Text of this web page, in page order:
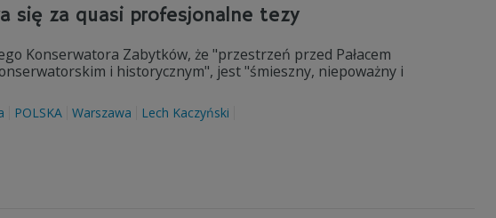
się za quasi profesjonalne tezy
Konserwatora Zabytków, że "przestrzeń przed Pałacem
i historycznym", jest "śmieszny, niepoważny i
POLSKA Warszawa Lech Kaczyński